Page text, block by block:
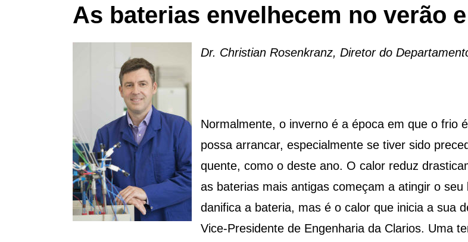
As baterias envelhecem no verão
Dr. Christian Rosenkranz, Diretor do
Normalmente, o inverno é a época em que o frio
possa arrancar, especialmente se tiver sido
quente, como o deste ano. O calor reduz
as baterias mais antigas começam a atingir o
danifica a bateria, mas é o calor que inicia a sua
Vice-Presidente de Engenharia da Clarios. Uma